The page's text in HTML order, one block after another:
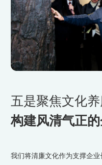
五是聚焦文化养
构建风清气正
我们将清廉文化作为支撑企